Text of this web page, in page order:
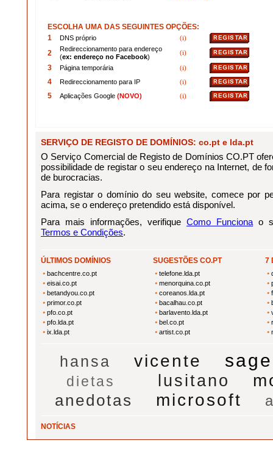
ESCOLHA UMA DAS SEGUINTES OPÇÕES:
1
DNS próprio (i)
2
Redireccionamento para endereço
(ex: endereço no Facebook)
(i)
3 Página temporária (i)
4 Redireccionamento para IP (i)
5 Aplicações Google (NOVO) (i)
SERVIÇO DE REGISTO DE DOMÍNIOS: co.pt e lda.pt
O Serviço Comercial de Registo de Domínios CO.PT
possibilidade de registar o seu endereço na Internet, de
de burocracias.
Para registar o domínio do seu website, comece por
acima, se o endereço pretendido está disponível.
Para mais informações, verifique Como Funciona o
Termos e Condições.
ÚLTIMOS DOMÍNIOS
bachcentre.co.pt
eisai.co.pt
betandyou.co.pt
primor.co.pt
pfo.co.pt
pfo.lda.pt
ix.lda.pt
SUGESTÕES CO.PT
telefone.lda.pt
menorquina.co.pt
coreanos.lda.pt
bacalhau.co.pt
barlavento.lda.pt
bel.co.pt
artist.co.pt
7
hansa vicente sage
dietas lusitano
anedotas microsoft
NOTÍCIAS